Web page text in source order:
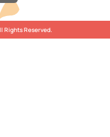
Rights Reserved.